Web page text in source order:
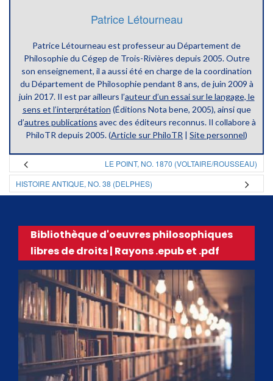
Patrice Létourneau
Patrice Létourneau est professeur au Département de
Philosophie du Cégep de Trois-Rivières depuis 2005. Outre
son enseignement, il a aussi été en charge de la coordination
du Département de Philosophie pendant 8 ans, de juin 2009 à
juin 2017. Il est par ailleurs l’auteur d’un essai sur le langage, le
sens et l’interprétation (Éditions Nota bene, 2005), ainsi que
d’autres publications avec des éditeurs reconnus. Il collabore à
PhiloTR depuis 2005. (Article sur PhiloTR | Site personnel)
LE POINT, NO. 1870 (VOLTAIRE/ROUSSEAU)
HISTOIRE ANTIQUE, NO. 38 (DELPHES)
Bibliothèque d'oeuvres philosophiques
libres de droits | Rayons .epub et .pdf